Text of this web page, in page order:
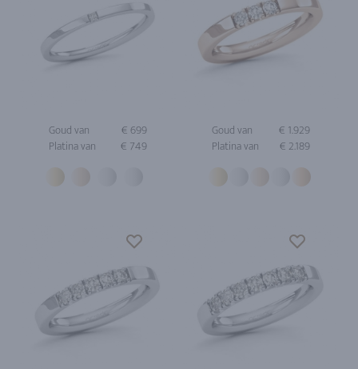
Goud van
€ 699
Platina van
€ 749
Goud van
€ 1.929
Platina van
€ 2.189